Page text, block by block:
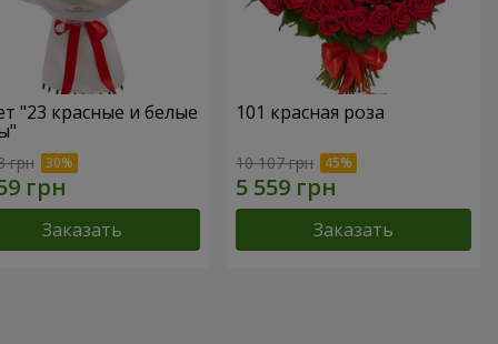
"23 красные и белые
грн
Заказать
101 красная роза
10 107 грн
Заказать